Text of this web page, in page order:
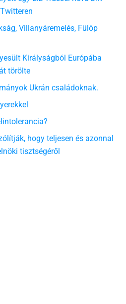
Villanyáremelés, Fülöp
Királyságból Európába
törölte
Ukrán családoknak.
hogy teljesen és azonnal
tisztségéről